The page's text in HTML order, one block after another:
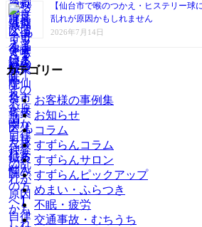
【仙台市で喉のつかえ・ヒステリー球
乱れが原因かもしれません
2026年7月14日
カテゴリー
お客様の事例集
お知らせ
コラム
すずらんコラム
すずらんサロン
すずらんピックアップ
めまい・ふらつき
不眠・疲労
交通事故・むちうち